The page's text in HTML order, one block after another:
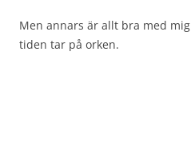
Men annars är allt bra med mig
tiden tar på orken.